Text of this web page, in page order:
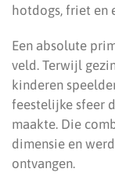
hotdogs, friet en
Een absolute
veld. Terwijl
kinderen
feestelijke sfeer
maakte. Die
dimensie en
ontvangen.